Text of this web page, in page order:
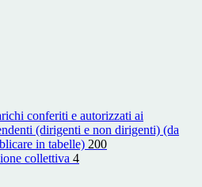
conferiti e autorizzati ai
(dirigenti e non dirigenti) (da
in tabelle) 200
collettiva 4